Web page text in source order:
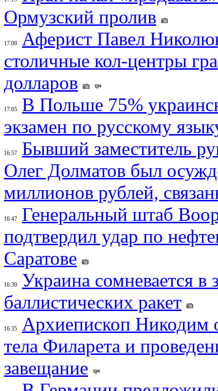
Ормузский пролив
17:09
Аферист Павел
столичные кол-центры
долларов
17:05
В Польше 75%
экзамен по русскому
16:57
Бывший заместитель
Олег Долматов был
миллионов рублей,
16:47
Генеральный штаб
подтвердил удар по
Саратове
16:39
Украина сомневается в
баллистических ракет
16:35
Архиепископ
тела Филарета и
завещание